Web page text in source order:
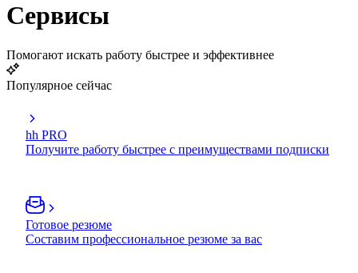
Сервисы
Помогают искать работу быстрее и эффективнее
Популярное сейчас
hh PRO
Получите работу быстрее с преимуществами подписки
Готовое резюме
Составим профессиональное резюме за вас